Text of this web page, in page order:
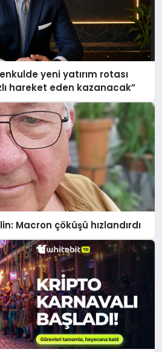
yeni yatırım rotası
hareket eden kazanacak”
Macron çöküşü hızlandırdı